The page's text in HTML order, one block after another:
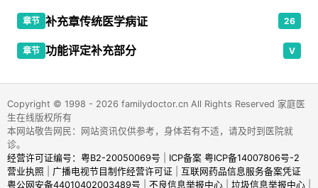
章节 补充章传统医学病证 26
章节 功能评定补充部分 V
Copyright © 1998 - 2026 familydoctor.cn All Rights Reserved 家庭医
生在线版权所有
本网站敬告网民：网站资讯仅供参考，身体若有不适，请及时到医院就
诊。
经营许可证编号：粤B2-20050069号
ICP备案 粤ICP备14007806号-2
营业执照
广播电视节目制作经营许可证
互联网药品信息服务备案凭证
粤公网安备44010402003489号
不良信息举报中心| 垃圾信息举报中心|